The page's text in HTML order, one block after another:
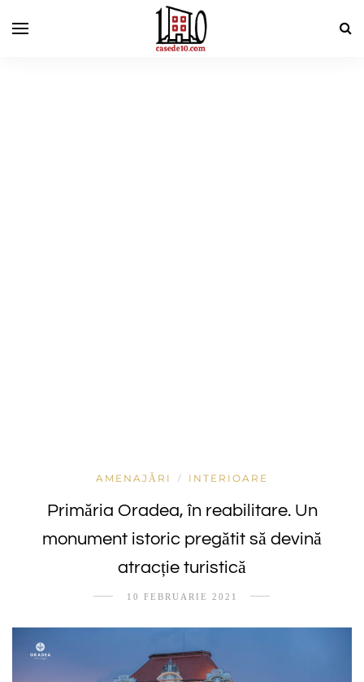
AMENAJĂRI / INTERIOARE
Primăria Oradea, în reabilitare. Un
monument istoric pregătit să devină
atracție turistică
10 FEBRUARIE 2021